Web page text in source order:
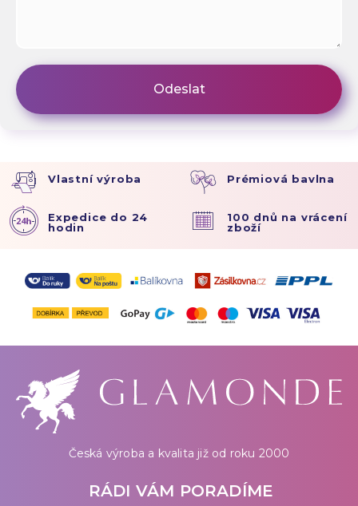
Vlastní výroba Prémiová bavlna
Expedice do 24
hodin
100 dnů na vrácení
zboží
Česká výroba a kvalita již od roku 2000
RÁDI VÁM PORADÍME